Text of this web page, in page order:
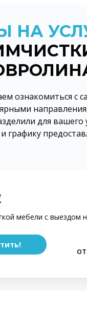
НА
ознакомиться с
для вашего
графику
мебели с выездом